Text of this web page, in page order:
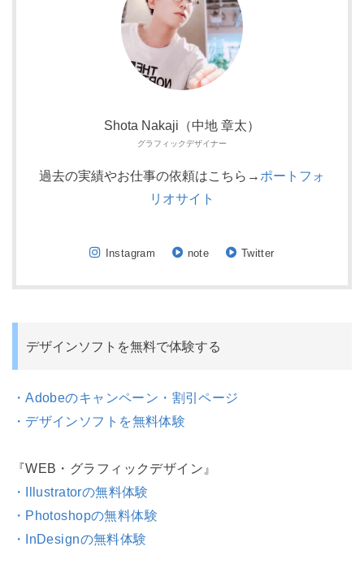
Shota Nakaji（中地 章太）
グラフィックデザイナー
過去の実績やお仕事の依頼はこちら→ ポートフォ
リオサイト
Instagram note Twitter
デザインソフトを無料で体験する
・Adobeのキャンペーン・割引ページ
・デザインソフトを無料体験
『WEB・グラフィックデザイン』
・Illustratorの無料体験
・Photoshopの無料体験
・InDesignの無料体験